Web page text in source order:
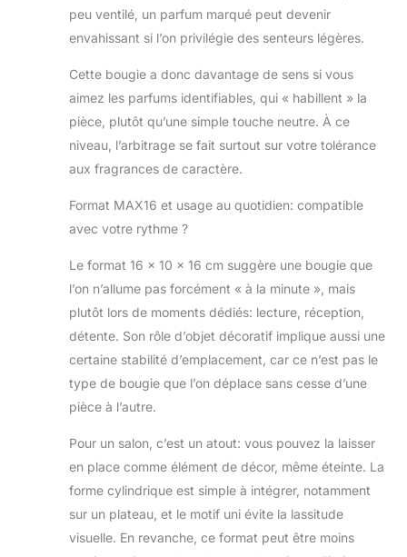
peu ventilé, un parfum marqué peut devenir
envahissant si l’on privilégie des senteurs légères.
Cette bougie a donc davantage de sens si vous
aimez les parfums identifiables, qui « habillent » la
pièce, plutôt qu’une simple touche neutre. À ce
niveau, l’arbitrage se fait surtout sur votre tolérance
aux fragrances de caractère.
Format MAX16 et usage au quotidien: compatible
avec votre rythme ?
Le format 16 x 10 x 16 cm suggère une bougie que
l’on n’allume pas forcément « à la minute », mais
plutôt lors de moments dédiés: lecture, réception,
détente. Son rôle d’objet décoratif implique aussi une
certaine stabilité d’emplacement, car ce n’est pas le
type de bougie que l’on déplace sans cesse d’une
pièce à l’autre.
Pour un salon, c’est un atout: vous pouvez la laisser
en place comme élément de décor, même éteinte. La
forme cylindrique est simple à intégrer, notamment
sur un plateau, et le motif uni évite la lassitude
visuelle. En revanche, ce format peut être moins